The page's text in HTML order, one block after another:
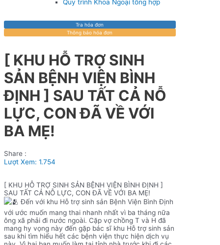
Quy trình Khoa Ngoại tổng hợp
Tra hóa đơn
Thông báo hóa đơn
[ KHU HỖ TRỢ SINH
SẢN BỆNH VIỆN BÌNH
ĐỊNH ] SAU TẤT CẢ NỖ
LỰC, CON ĐÃ VỀ VỚI
BA MẸ!
Share :
Lượt Xem: 1.754
[ KHU HỖ TRỢ SINH SẢN BỆNH VIỆN BÌNH ĐỊNH ]
SAU TẤT CẢ NỖ LỰC, CON ĐÃ VỀ VỚI BA MẸ!
Đến với khu Hỗ trợ sinh sản Bệnh Viện Bình Định
với ước muốn mang thai nhanh nhất vì ba tháng nữa
ông xã phải đi nước ngoài. Cặp vợ chồng T và H đã
mang hy vọng này đến gặp bác sĩ khu Hỗ trợ sinh sản
sau khi tìm hiểu hết các bệnh viện thực hiện dịch vụ